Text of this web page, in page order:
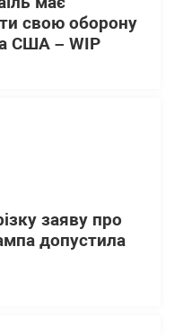
свою оборону
США – WІP
заяву про
допустила